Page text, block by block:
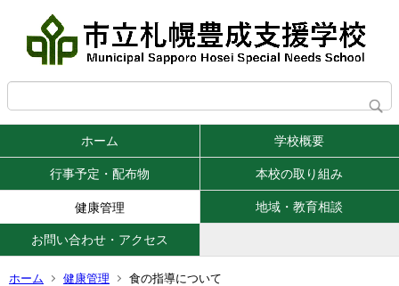
ホーム 学校概要
行事予定・配布物 本校の取り組み
健康管理 地域・教育相談
お問い合わせ・アクセス
ホーム 健康管理 食の指導について